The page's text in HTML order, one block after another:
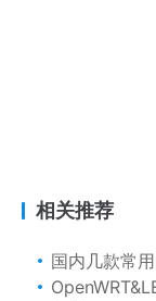
相关推荐
国内几款常